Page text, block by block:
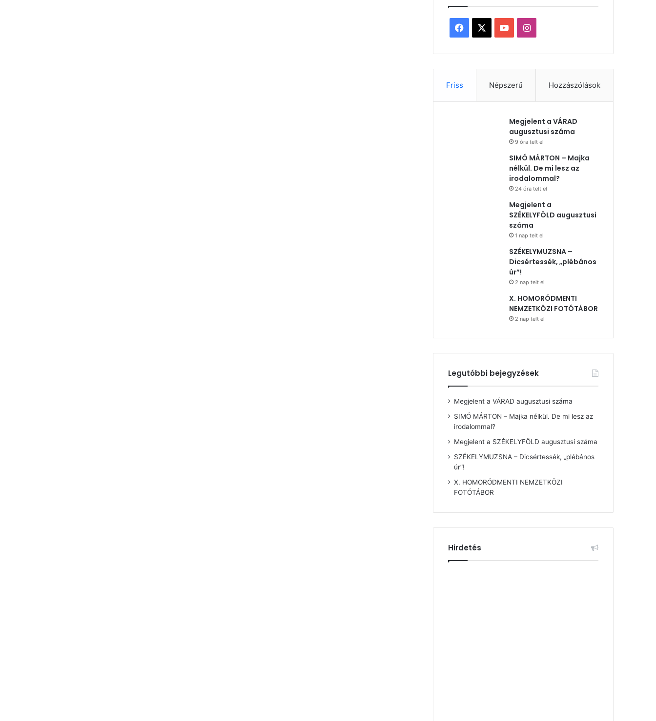
Facebook YouTubeInstagram
Friss Népszerű Hozzászólások
Megjelent a VÁRAD
augusztusi száma
9 óra telt el
SIMÓ MÁRTON – Majka
nélkül. De mi lesz az
irodalommal?
24 óra telt el
Megjelent a
SZÉKELYFÖLD augusztusi
száma
1 nap telt el
SZÉKELYMUZSNA –
Dicsértessék, „plébános
úr”!
2 nap telt el
X. HOMORÓDMENTI
NEMZETKÖZI FOTÓTÁBOR
2 nap telt el
Legutóbbi bejegyzések
Megjelent a VÁRAD augusztusi száma
SIMÓ MÁRTON – Majka nélkül. De mi lesz az
irodalommal?
Megjelent a SZÉKELYFÖLD augusztusi száma
SZÉKELYMUZSNA – Dicsértessék, „plébános
úr”!
X. HOMORÓDMENTI NEMZETKÖZI
FOTÓTÁBOR
Hirdetés